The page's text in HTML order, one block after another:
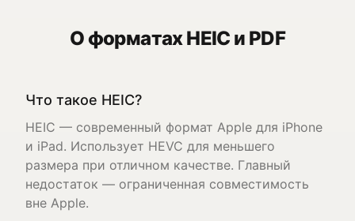
О форматах HEIC и PDF
Что такое HEIC?
HEIC — современный формат Apple для iPhone
и iPad. Использует HEVC для меньшего
размера при отличном качестве. Главный
недостаток — ограниченная совместимость
вне Apple.